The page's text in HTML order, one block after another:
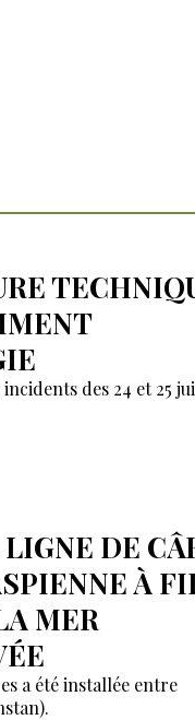
incidents des 24 et 25
DE
À
MER
a été installée entre